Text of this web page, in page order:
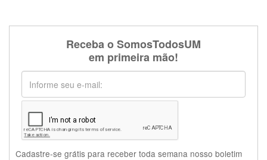
Receba o SomosTodosUM
em primeira mão!
Cadastre-se grátis para receber toda semana nosso boletim